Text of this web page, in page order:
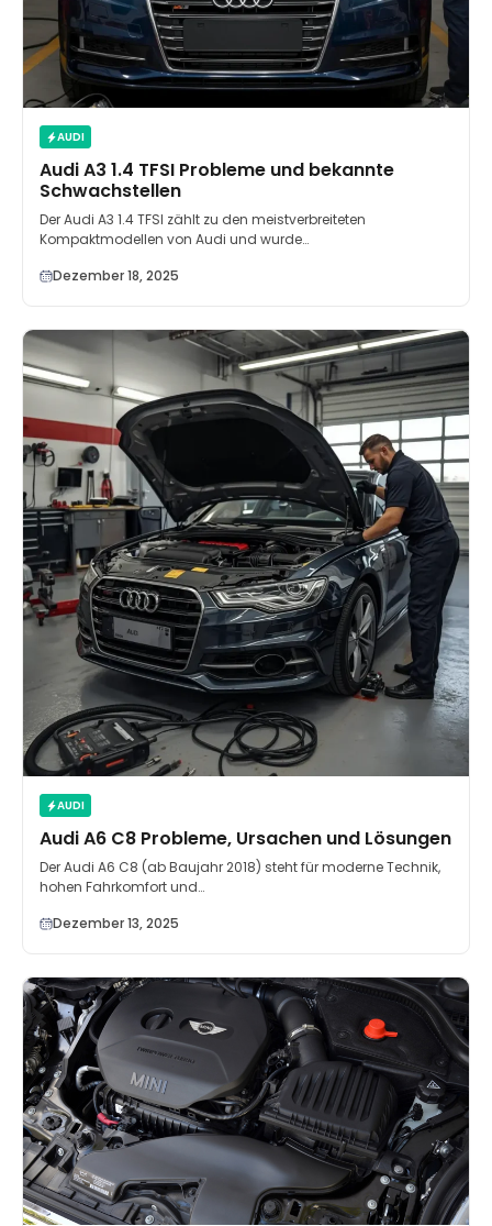
AUDI
Audi A3 1.4 TFSI Probleme und bekannte
Schwachstellen
Der Audi A3 1.4 TFSI zählt zu den meistverbreiteten
Kompaktmodellen von Audi und wurde…
Dezember 18, 2025
AUDI
Audi A6 C8 Probleme, Ursachen und Lösungen
Der Audi A6 C8 (ab Baujahr 2018) steht für moderne Technik,
hohen Fahrkomfort und…
Dezember 13, 2025